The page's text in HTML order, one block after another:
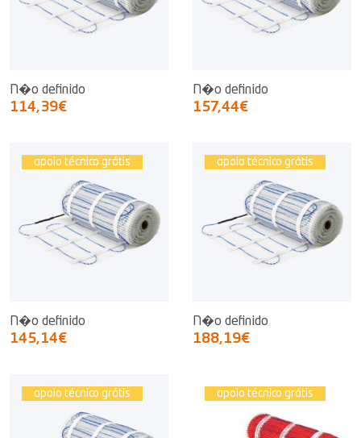
N�o definido
114,39€
N�o definido
157,44€
apoio técnico grátis
N�o definido
145,14€
apoio técnico grátis
N�o definido
188,19€
apoio técnico grátis apoio técnico grátis